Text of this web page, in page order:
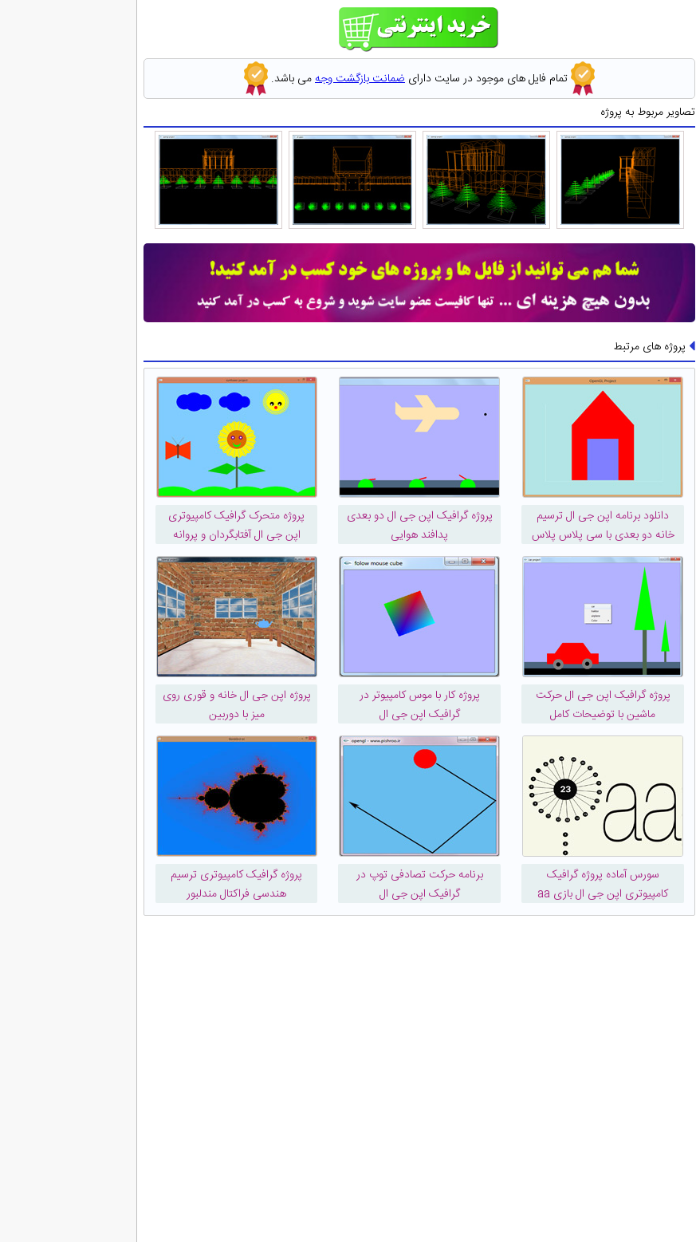
تمام فایل های موجود در سایت دارای ضمانت بازگشت وجهمی باشد.
تصاویر مربوط به پروژه
پروژه های مرتبط
دانلود برنامه اپن جی ال ترسیم
خانه دو بعدی با سی پلاس پلاس
پروژه گرافیک اپن جی ال دو بعدی
پدافند هوایی
پروژه متحرک گرافیک کامپیوتری
اپن جی ال آفتابگردان و پروانه
پروژه گرافیک اپن جی ال حرکت
ماشین با توضیحات کامل
پروژه کار با موس کامپیوتر در
گرافیک اپن جی ال
پروژه اپن جی ال خانه و قوری روی
میز با دوربین
سورس آماده پروژه گرافیک
کامپیوتری اپن جی ال بازی aa
برنامه حرکت تصادفی توپ در
گرافیک اپن جی ال
پروژه گرافیک کامپیوتری ترسیم
هندسی فراکتال مندلبور